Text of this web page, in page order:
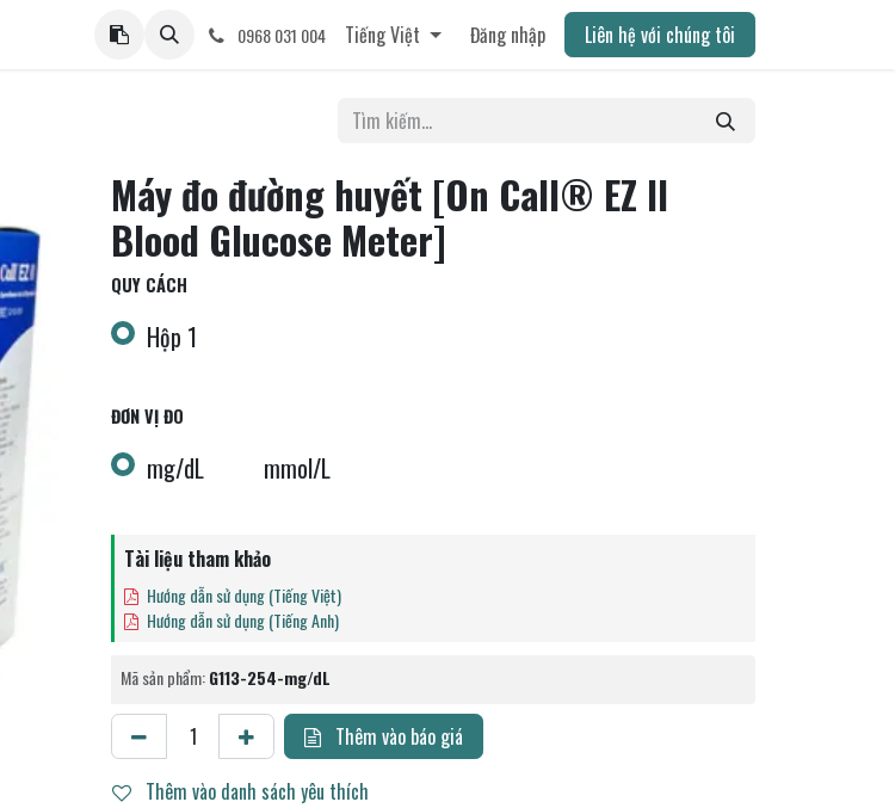
0968 031 004 Tiếng Việt Đăng nhập Liên hệ với chúng tôi
Máy đo đường huyết [On Call® EZ II
Blood Glucose Meter]
QUY CÁCH
Hộp 1
ĐƠN VỊ ĐO
mg/dL mmol/L
Tài liệu tham khảo
Hướng dẫn sử dụng (Tiếng Việt)
Hướng dẫn sử dụng (Tiếng Anh)
Mã sản phẩm:G113-254-mg/dL
Thêm vào báo giá
Thêm vào danh sách yêu thích